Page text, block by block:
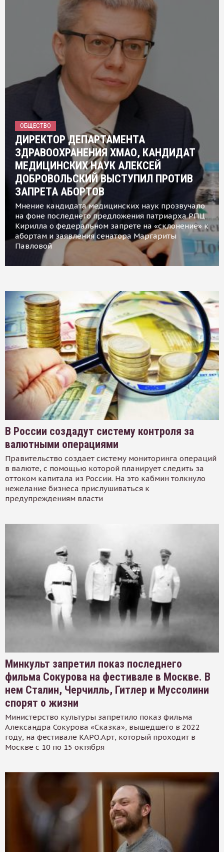
ОБЩЕСТВО
ДИРЕКТОР ДЕПАРТАМЕНТА
ЗДРАВООХРАНЕНИЯ ХМАО, КАНДИДАТ
МЕДИЦИНСКИХ НАУК АЛЕКСЕЙ
ДОБРОВОЛЬСКИЙ ВЫСТУПИЛ ПРОТИВ
ЗАПРЕТА АБОРТОВ
Мнение кандидата медицинских наук прозвучало
на фоне последнего предложения патриарха РПЦ
Кирилла о федеральном запрете на «склонение» к
абортам и заявления сенатора Маргариты
Павловой
В России создадут систему контроля за
валютными операциями
Правительство создает систему мониторинга операций
в валюте, с помощью которой планирует следить за
оттоком капитала из России. На это кабмин толкнуло
нежелание бизнеса прислушиваться к
предупреждениям власти
Минкульт запретил показ последнего
фильма Сокурова на фестивале в Москве. В
нем Сталин, Черчилль, Гитлер и Муссолини
спорят о жизни
Министерство культуры запретило показ фильма
Александра Сокурова «Сказка», вышедшего в 2022
году, на фестивале КАРО.Арт, который проходит в
Москве с 10 по 15 октября